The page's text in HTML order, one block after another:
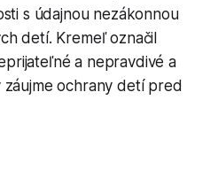
s údajnou nezákonnou
detí. Kremeľ označil
a nepravdivé a
ochrany detí pred